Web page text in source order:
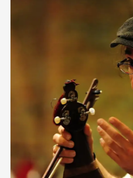
Partner
Aktuelles
Presse
Merch
Rückschau